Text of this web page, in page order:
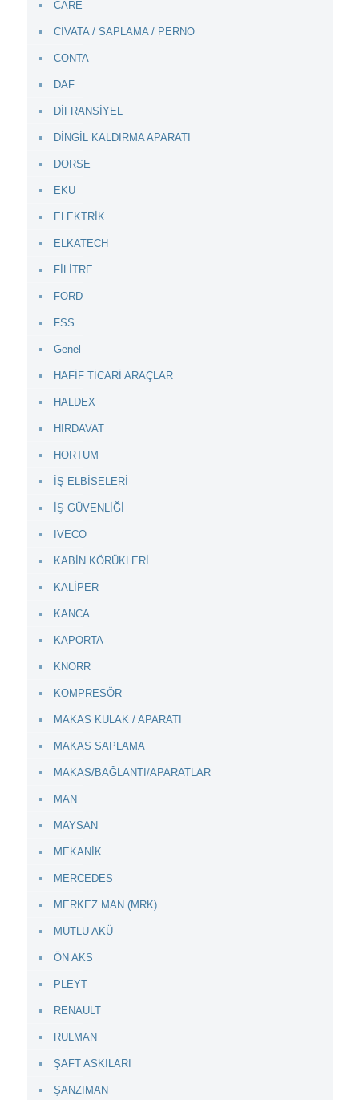
CARE
CİVATA / SAPLAMA / PERNO
CONTA
DAF
DİFRANSİYEL
DİNGİL KALDIRMA APARATI
DORSE
EKU
ELEKTRİK
ELKATECH
FİLİTRE
FORD
FSS
Genel
HAFİF TİCARİ ARAÇLAR
HALDEX
HIRDAVAT
HORTUM
İŞ ELBİSELERİ
İŞ GÜVENLİĞİ
IVECO
KABİN KÖRÜKLERİ
KALİPER
KANCA
KAPORTA
KNORR
KOMPRESÖR
MAKAS KULAK / APARATI
MAKAS SAPLAMA
MAKAS/BAĞLANTI/APARATLAR
MAN
MAYSAN
MEKANİK
MERCEDES
MERKEZ MAN (MRK)
MUTLU AKÜ
ÖN AKS
PLEYT
RENAULT
RULMAN
ŞAFT ASKILARI
ŞANZIMAN